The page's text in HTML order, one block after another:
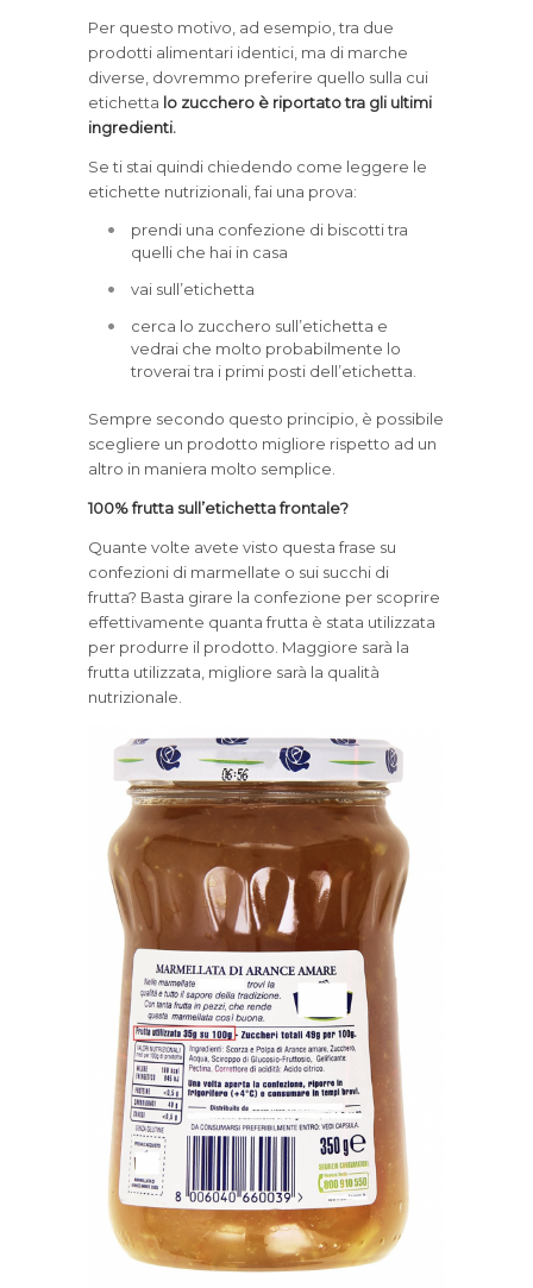
Per questo motivo, ad esempio, tra due
prodotti alimentari identici, ma di marche
diverse, dovremmo preferire quello sulla cui
etichetta lo zucchero è riportato tra gli ultimi
ingredienti.
Se ti stai quindi chiedendo come leggere le
etichette nutrizionali, fai una prova:
prendi una confezione di biscotti tra
quelli che hai in casa
vai sull’etichetta
cerca lo zucchero sull’etichetta e
vedrai che molto probabilmente lo
troverai tra i primi posti dell’etichetta.
Sempre secondo questo principio, è possibile
scegliere un prodotto migliore rispetto ad un
altro in maniera molto semplice.
100% frutta sull’etichetta frontale?
Quante volte avete visto questa frase su
confezioni di marmellate o sui succhi di
frutta? Basta girare la confezione per scoprire
effettivamente quanta frutta è stata utilizzata
per produrre il prodotto. Maggiore sarà la
frutta utilizzata, migliore sarà la qualità
nutrizionale.